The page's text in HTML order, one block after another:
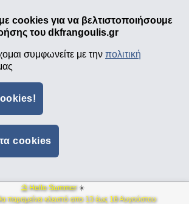
cookies για να βελτιστοποιήσουμε
του dkfrangoulis.gr
συμφωνείτε με την πολιτική
cookies
⛱ Hello Summer ☀️
παραμείνει κλειστό απο 13 έως 18 Αυγούστου